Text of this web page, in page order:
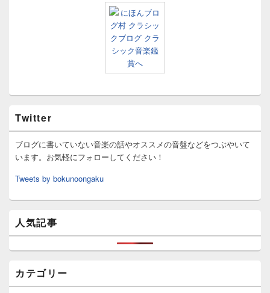
Twitter
ブログに書いていない音楽の話やオススメの音盤などをつぶやいて
います。お気軽にフォローしてください！
Tweets by bokunoongaku
人気記事
カテゴリー